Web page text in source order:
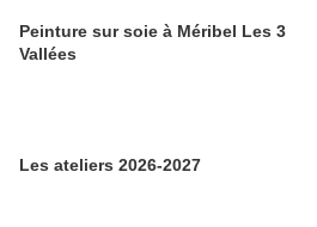
Peinture sur soie à Méribel Les 3
Vallées
Les ateliers 2026-2027